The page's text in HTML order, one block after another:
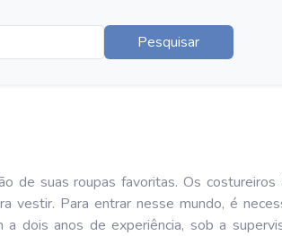
Pesquisar
de suas roupas favoritas. Os costureiros
vestir. Para entrar nesse mundo, é
dois anos de experiência, sob a